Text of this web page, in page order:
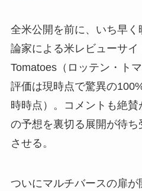
全米公開を前に、いち早
論家による米レビューサイ
Tomatoes（ロッテン・ト
評価は現時点で驚異の
時時点）。コメントも絶
の予想を裏切る展開が待
させる。
ついにマルチバースの扉が